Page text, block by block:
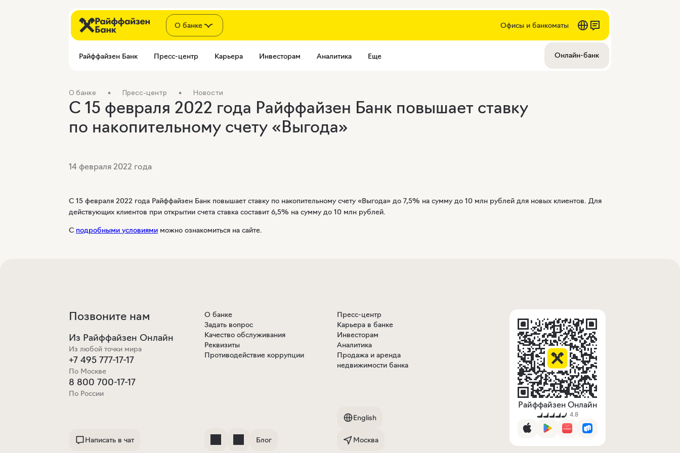
О банке Офисы и банкоматы
Райффайзен Банк Пресс-центр Карьера Инвесторам Аналитика Еще Онлайн-банк
О банке Пресс-центр Новости
С 15 февраля 2022 года Райффайзен Банк повышает ставку
по накопительному счету «Выгода»
14 февраля 2022 года
С 15 февраля 2022 года Райффайзен Банк повышает ставку по накопительному счету «Выгода» до 7,5% на сумму до 10 млн рублей для новых клиентов. Для
действующих клиентов при открытии счета ставка составит 6,5% на сумму до 10 млн рублей.
С подробными условиями можно ознакомиться на сайте.
Позвоните нам
Из Райффайзен Онлайн
Из любой точки мира
+7 495 777-17-17
По Москве
8 800 700-17-17
По России
О банке
Задать вопрос
Качество обслуживания
Реквизиты
Противодействие коррупции
Пресс-центр
Карьера в банке
Инвесторам
Аналитика
Продажа и аренда
недвижимости банка
Райффайзен Онлайн
4.8
Написать в чат Блог
English
Москва